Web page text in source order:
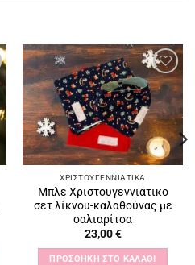
Πρόσθήκη
στην
λίστα
επιθυμιών
ΧΡΙΣΤΟΥΓΕΝΝΙΆΤΙΚΑ
Μπλε Χριστουγεννιάτικο
σετ λίκνου-καλαθούνας με
σαλιαρίτσα
23,00€
ΠΡΟΣΘΉΚΗ ΣΤΟ ΚΑΛΆΘΙ